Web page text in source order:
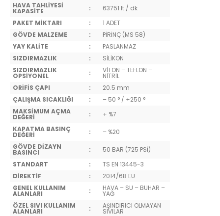
HAVA TAHLİYESİ
KAPASİTE :
63751 lt / dk
PAKET MİKTARI
:
1 ADET
GÖVDE MALZEME
:
PİRİNÇ (MS 58)
YAY KALİTE
:
PASLANMAZ
SIZDIRMAZLIK
:
SİLİKON
SIZDIRMAZLIK
OPSİYONEL : VİTON – TEFLON –
NİTRİL
ORİFİS ÇAPI
:
20.5 mm
ÇALIŞMA SICAKLIĞI
:
– 50 ° / +250 °
MAKSİMUM AÇMA
DEĞERİ :
+ %7
KAPATMA BASINÇ
DEĞERİ :
– %20
GÖVDE DİZAYN
BASINCI :
50 BAR (725 PSİ)
STANDART
:
TS EN 13445-3
DİREKTİF
:
2014/68 EU
GENEL KULLANIM
ALANLARI : HAVA – SU – BUHAR –
YAĞ
ÖZEL SIVI KULLANIM
ALANLARI : AŞINDIRICI OLMAYAN
SIVILAR